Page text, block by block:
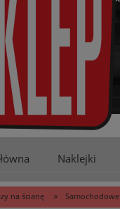
Naklejki
na ścianę » Samochodowe